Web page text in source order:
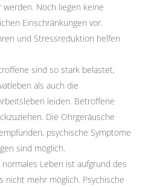
Noch liegen keine
Einschränkungen vor.
und Stressreduktion helfen
sind so stark belastet,
als auch die
leiden. Betroffene
Die Ohrgeräusche
psychische Symptome
sind möglich.
normales Leben ist aufgrund des
nicht mehr möglich. Psychische